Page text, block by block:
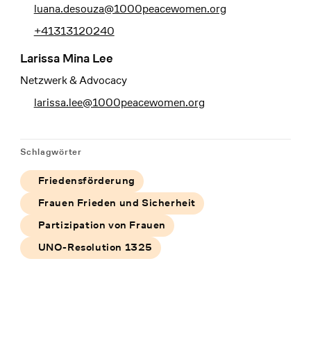
luana.desouza@1000peacewomen.org
+41313120240
Larissa Mina Lee
Netzwerk & Advocacy
larissa.lee@1000peacewomen.org
Schlagwörter
Friedensförderung
Frauen Frieden und Sicherheit
Partizipation von Frauen
UNO-Resolution 1325